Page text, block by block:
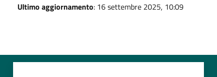
Ultimo aggiornamento: 16 settembre 2025, 10:09